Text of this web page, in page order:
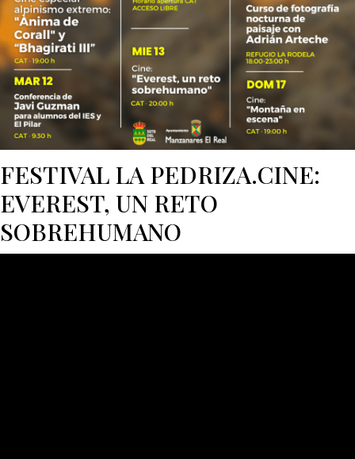
FESTIVAL LA PEDRIZA.CINE:
EVEREST, UN RETO
SOBREHUMANO